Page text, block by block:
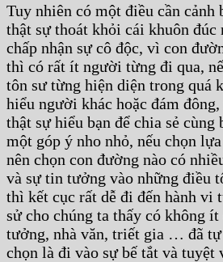
Tuy nhiên có một điều cần cảnh
thật sự thoát khỏi cái khuôn đúc
chấp nhận sự cô độc, vì con
thì có rất ít người từng đi qua,
tôn sư từng hiện diện trong quá
hiểu người khác hoặc đám
thật sự hiểu bạn để chia sẻ cùng
một góp ý nho nhỏ, nếu chọn
nên chọn con đường nào có
và sự tin tưởng vào những điều
thì kết cục rất dễ đi đến hành
sử cho chúng ta thấy có không
tưởng, nhà văn, triết gia … đã
chọn là đi vào sự bế tắt và tuyệt